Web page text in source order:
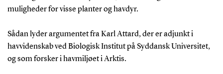
muligheder for visse planter og havdyr.
Sådan lyder argumentet fra Karl Attard, der er adjunkt i
havvidenskab ved Biologisk Institut på Syddansk Universitet,
og som forsker i havmiljøet i Arktis.